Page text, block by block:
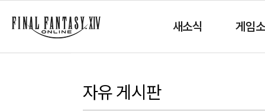
새소식 게임
자유 게시판